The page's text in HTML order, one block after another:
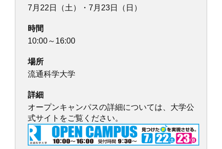
7月22日（土）・7月23日（日）
時間
10:00～16:00
場所
流通科学大学
詳細
オープンキャンパスの詳細については、大学公
式サイトをご覧ください。